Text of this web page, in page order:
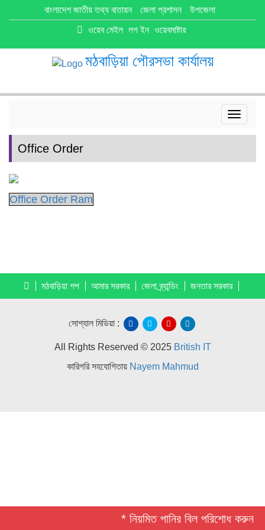
বাংলাদেশ জাতীয় তথ্য বাতায়ন জেলা প্রশাসন
উপজেলা
ওয়েব মেইল লগ ইন ওয়েবমাষ্টার
মঠবাড়িয়া পৌরসভা কার্যালয়
Toggle
Office Order
Office Order Ram
* নিয়মিত পানির বিল পরিশোধ করুন
মঠবাড়িয়া শপ আমার সরকার জেলা ব্র্যান্ডিং জনতার সরকার
সোশ্যাল মিডিয়া :
All Rights Reserved © 2025 British IT
কারিগরি সহযোগিতায় Nayem Mahmud